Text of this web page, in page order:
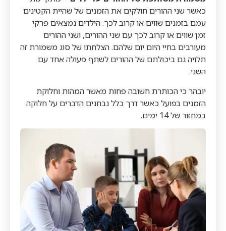
כאשר שני ההורים חולקים את הזמנים של שהיית הקטינים
עמם בזמנים שווים או קרוב לכך. הילדים נמצאים פרקי
זמן שווים או קרוב לכך עם שני ההורים, ושני ההורים
מעורבים בחיי היום יום שלהם. הצלחתו של סוג משמורת זה
תלויה גם ביכולתם של ההורים לשתף פעולה אחד עם
השני.
יובהר כי הכותרת חשובה פחות מאשר המהות וחלוקת
הזמנים בפועל כאשר דרך כלל נבחנים הדברים על חלוקה
במחזור של 14 ימים.